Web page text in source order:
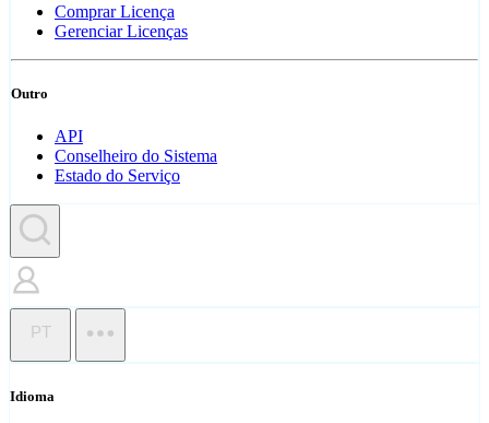
Comprar Licença
Gerenciar Licenças
Outro
API
Conselheiro do Sistema
Estado do Serviço
PT
Idioma